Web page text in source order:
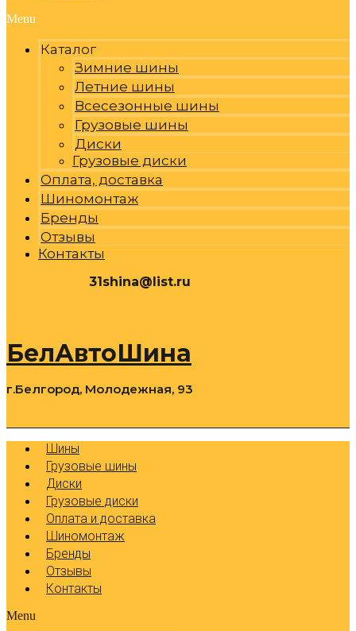
Menu
Каталог
Зимние шины
Летние шины
Всесезонные шины
Грузовые шины
Диски
Грузовые диски
Оплата, доставка
Шиномонтаж
Бренды
Отзывы
Контакты
31shina@list.ru
БелАвтоШина
г.Белгород, Молодежная, 93
Шины
Грузовые шины
Диски
Грузовые диски
Оплата и доставка
Шиномонтаж
Бренды
Отзывы
Контакты
Menu